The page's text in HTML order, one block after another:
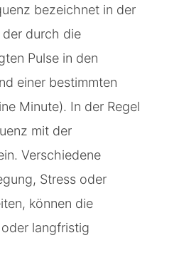
bezeichnet in der
durch die
Pulse in den
einer bestimmten
Minute). In der Regel
mit der
Verschiedene
Stress oder
können die
langfristig